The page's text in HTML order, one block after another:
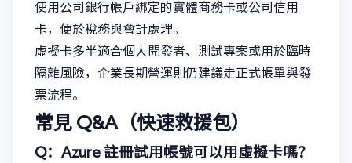
使用公司銀行帳戶綁定的實體商務卡或公司信用
卡，便於稅務與會計處理。
虛擬卡多半適合個人開發者、測試專案或用於臨時
隔離風險，企業長期營運則仍建議走正式帳單與發
票流程。
常見 Q&A（快速救援包）
Q：Azure 註冊試用帳號可以用虛擬卡嗎？